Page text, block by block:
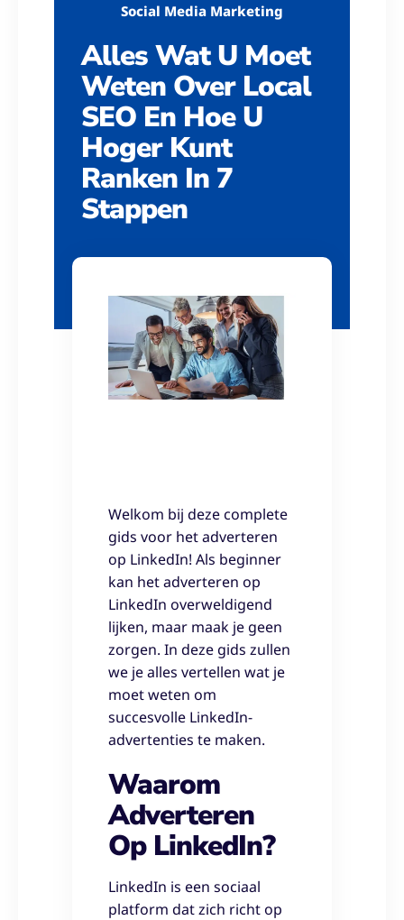
Social Media Marketing
Alles Wat U Moet
Weten Over Local
SEO En Hoe U
Hoger Kunt
Ranken In 7
Stappen
Welkom bij deze complete
gids voor het adverteren
op LinkedIn! Als beginner
kan het adverteren op
LinkedIn overweldigend
lijken, maar maak je geen
zorgen. In deze gids zullen
we je alles vertellen wat je
moet weten om
succesvolle LinkedIn-
advertenties te maken.
Waarom
Adverteren
Op LinkedIn?
LinkedIn is een sociaal
platform dat zich richt op